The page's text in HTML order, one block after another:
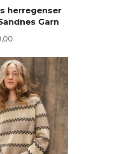
herregenser
Garn